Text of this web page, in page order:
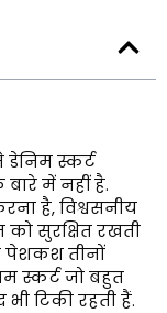
स्कर्ट
में नहीं है.
है, विश्वसनीय
सुरक्षित रखती
पेशकश तीनों
स्कर्ट जो बहुत
टिकी रहती हैं.